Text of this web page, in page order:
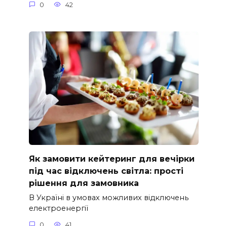
0 42
Як замовити кейтеринг для вечірки
під час відключень світла: прості
рішення для замовника
В Україні в умовах можливих відключень
електроенергії
0 41